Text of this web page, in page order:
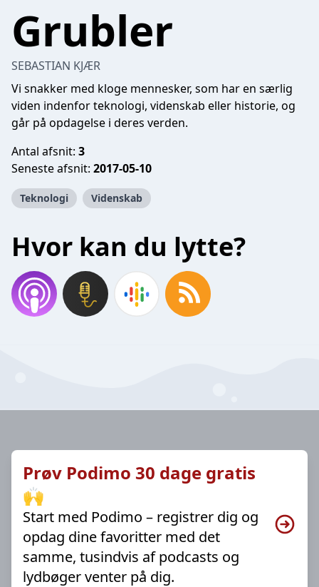
Grubler
SEBASTIAN KJÆR
Vi snakker med kloge mennesker, som har en særlig
viden indenfor teknologi, videnskab eller historie, og
går på opdagelse i deres verden.
Antal afsnit: 3
Seneste afsnit: 2017-05-10
Teknologi Videnskab
Hvor kan du lytte?
Prøv Podimo 30 dage gratis
🙌
Start med Podimo – registrer dig og
opdag dine favoritter med det
samme, tusindvis af podcasts og
lydbøger venter på dig.